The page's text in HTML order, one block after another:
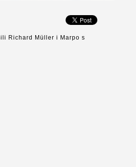
Richard Müller i Marpo s